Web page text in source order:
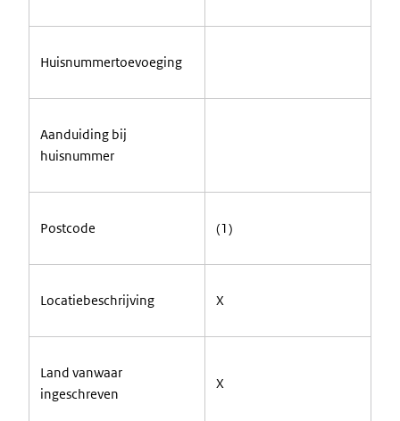
Huisnummertoevoeging
Aanduiding bij
huisnummer
Postcode (1)
Locatiebeschrijving X
Land vanwaar
ingeschreven
X